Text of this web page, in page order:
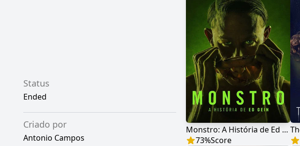
Status
Ended
Criado por
Antonio Campos
Monstro: A História de Ed Gein
73%Score